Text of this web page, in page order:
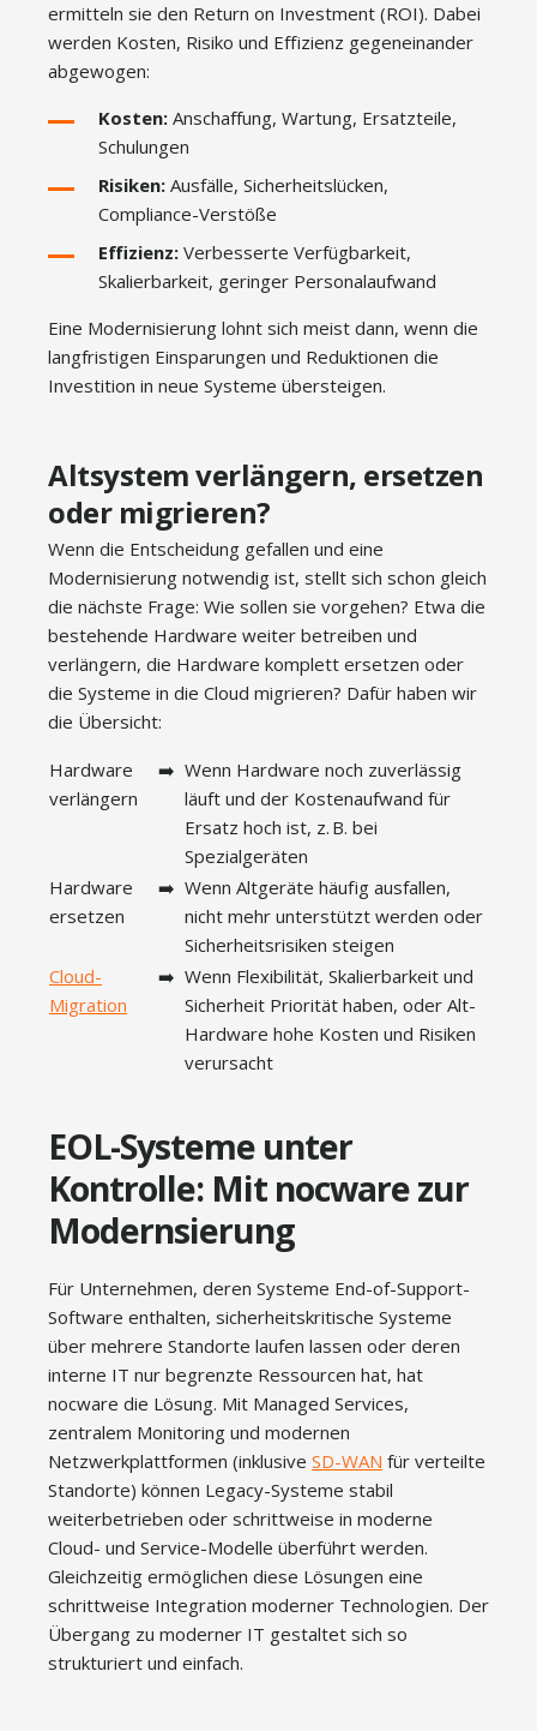
ermitteln sie den Return on Investment (ROI). Dabei
werden Kosten, Risiko und Effizienz gegeneinander
abgewogen:
Kosten: Anschaffung, Wartung, Ersatzteile,
Schulungen
Risiken: Ausfälle, Sicherheitslücken,
Compliance-Verstöße
Effizienz: Verbesserte Verfügbarkeit,
Skalierbarkeit, geringer Personalaufwand
Eine Modernisierung lohnt sich meist dann, wenn die
langfristigen Einsparungen und Reduktionen die
Investition in neue Systeme übersteigen.
Altsystem verlängern, ersetzen
oder migrieren?
Wenn die Entscheidung gefallen und eine
Modernisierung notwendig ist, stellt sich schon gleich
die nächste Frage: Wie sollen sie vorgehen? Etwa die
bestehende Hardware weiter betreiben und
verlängern, die Hardware komplett ersetzen oder
die Systeme in die Cloud migrieren? Dafür haben wir
die Übersicht:
Hardware
verlängern
➡️ Wenn Hardware noch zuverlässig
läuft und der Kostenaufwand für
Ersatz hoch ist, z. B. bei
Spezialgeräten
Hardware
ersetzen
➡️ Wenn Altgeräte häufig ausfallen,
nicht mehr unterstützt werden oder
Sicherheitsrisiken steigen
Cloud-
Migration
➡️ Wenn Flexibilität, Skalierbarkeit und
Sicherheit Priorität haben, oder Alt-
Hardware hohe Kosten und Risiken
verursacht
EOL-Systeme unter
Kontrolle: Mit nocware zur
Modernsierung
Für Unternehmen, deren Systeme End-of-Support-
Software enthalten, sicherheitskritische Systeme
über mehrere Standorte laufen lassen oder deren
interne IT nur begrenzte Ressourcen hat, hat
nocware die Lösung. Mit Managed Services,
zentralem Monitoring und modernen
Netzwerkplattformen (inklusive SD-WAN für verteilte
Standorte) können Legacy-Systeme stabil
weiterbetrieben oder schrittweise in moderne
Cloud- und Service-Modelle überführt werden.
Gleichzeitig ermöglichen diese Lösungen eine
schrittweise Integration moderner Technologien. Der
Übergang zu moderner IT gestaltet sich so
strukturiert und einfach.